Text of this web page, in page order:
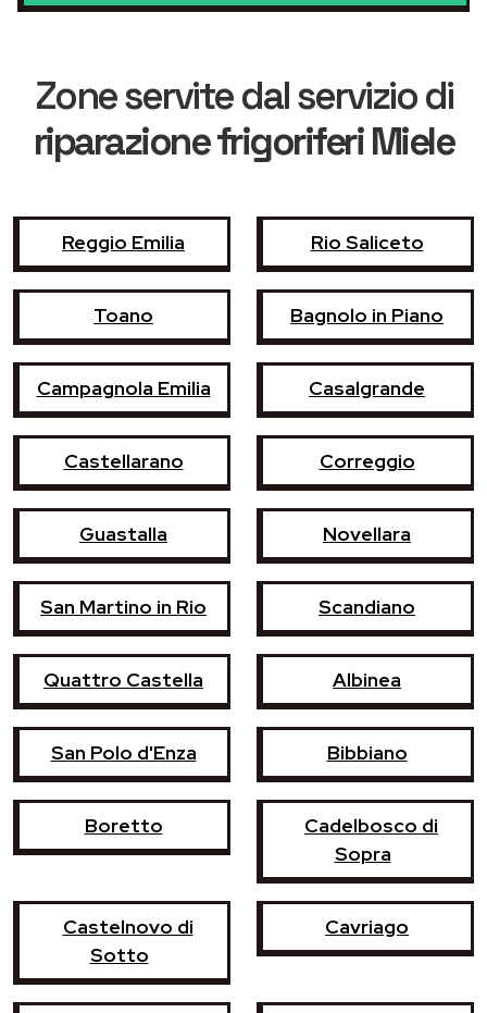
Zone servite dal servizio di
riparazione frigoriferi Miele
Reggio Emilia Rio Saliceto
Toano Bagnolo in Piano
Campagnola Emilia Casalgrande
Castellarano Correggio
Guastalla Novellara
San Martino in Rio Scandiano
Quattro Castella Albinea
San Polo d'Enza Bibbiano
Boretto
Cadelbosco di
Sopra
Castelnovo di
Sotto
Cavriago